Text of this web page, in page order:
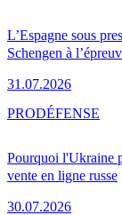
L’Espagne sous
Schengen à
31.07.2026
Pourquoi l'Ukraine
vente en ligne russe
30.07.2026
PRODÉFENSE